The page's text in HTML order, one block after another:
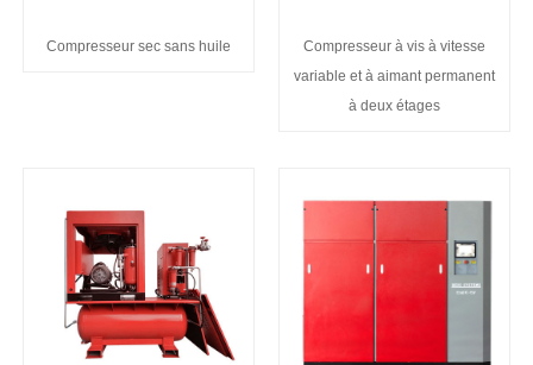
Compresseur sec sans huile
Compresseur à vis à vitesse
variable et à aimant permanent
à deux étages